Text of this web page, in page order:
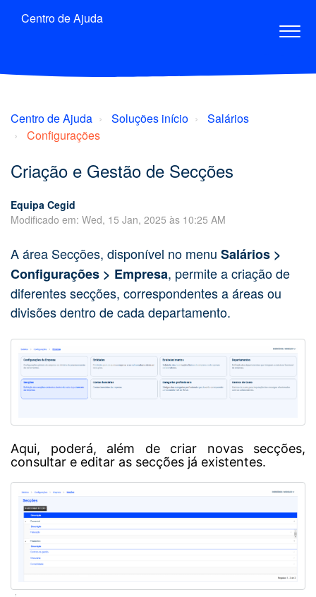
Centro de Ajuda
Centro de Ajuda Soluções início
Salários
Configurações
Criação e Gestão de Secções
Equipa Cegid
Modificado em: Wed, 15 Jan, 2025 às 10:25 AM
A área Secções, disponível no menu Salários >
Configurações > Empresa, permite a criação de
diferentes secções, correspondentes a áreas ou
divisões dentro de cada departamento.
Aqui, poderá, além de criar novas secções,
consultar e editar as secções já existentes.